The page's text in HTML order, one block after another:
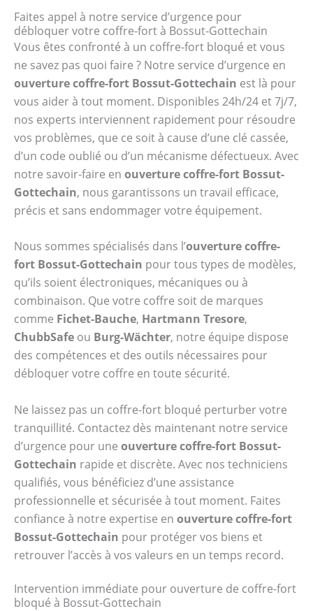
Faites appel à notre service d’urgence pour
débloquer votre coffre-fort à Bossut-Gottechain
Vous êtes confronté à un coffre-fort bloqué et vous
ne savez pas quoi faire ? Notre service d’urgence en
ouverture coffre-fort Bossut-Gottechain est là pour
vous aider à tout moment. Disponibles 24h/24 et 7j/7,
nos experts interviennent rapidement pour résoudre
vos problèmes, que ce soit à cause d’une clé cassée,
d’un code oublié ou d’un mécanisme défectueux. Avec
notre savoir-faire en ouverture coffre-fort Bossut-
Gottechain, nous garantissons un travail efficace,
précis et sans endommager votre équipement.
Nous sommes spécialisés dans l’ouverture coffre-
fort Bossut-Gottechain pour tous types de modèles,
qu’ils soient électroniques, mécaniques ou à
combinaison. Que votre coffre soit de marques
comme Fichet-Bauche, Hartmann Tresore,
ChubbSafe ou Burg-Wächter, notre équipe dispose
des compétences et des outils nécessaires pour
débloquer votre coffre en toute sécurité.
Ne laissez pas un coffre-fort bloqué perturber votre
tranquillité. Contactez dès maintenant notre service
d’urgence pour une ouverture coffre-fort Bossut-
Gottechain rapide et discrète. Avec nos techniciens
qualifiés, vous bénéficiez d’une assistance
professionnelle et sécurisée à tout moment. Faites
confiance à notre expertise en ouverture coffre-fort
Bossut-Gottechain pour protéger vos biens et
retrouver l’accès à vos valeurs en un temps record.
Intervention immédiate pour ouverture de coffre-fort
bloqué à Bossut-Gottechain